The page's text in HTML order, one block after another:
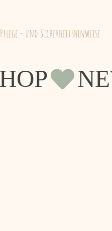
Pflege - und Sicherheitshinweise